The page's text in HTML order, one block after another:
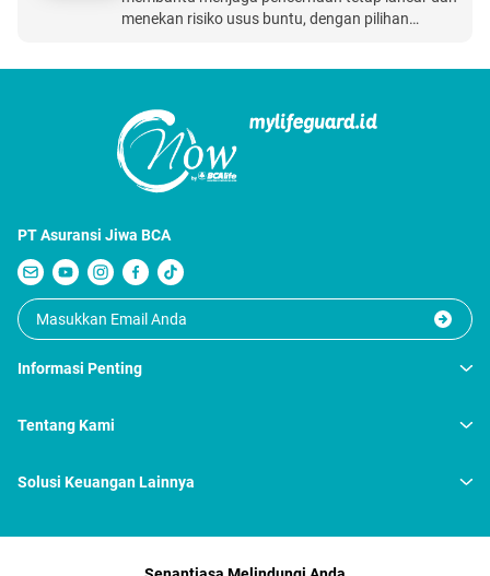
menekan risiko usus buntu, dengan pilihan
perlindungan keuangan keluarga, manfaat
finansial yang bagus, hingga usia 99 tahun.
PT Asuransi Jiwa BCA
Informasi Penting
Tentang Kami
Solusi Keuangan Lainnya